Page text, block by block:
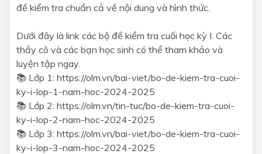
đề kiểm tra chuẩn cả về nội dung và hình thức.
Dưới đây là link các bộ đề kiểm tra cuối học kỳ I. Các
thầy cô và các bạn học sinh có thể tham khảo và
luyện tập ngay.
📚 Lớp 1: https://olm.vn/bai-viet/bo-de-kiem-tra-cuoi-
ky-i-lop-1-nam-hoc-2024-2025
📚 Lớp 2: https://olm.vn/tin-tuc/bo-de-kiem-tra-cuoi-
ky-i-lop-2-nam-hoc-2024-2025
📚 Lớp 3: https://olm.vn/bai-viet/bo-de-kiem-tra-cuoi-
ky-i-lop-3-nam-hoc-2024-2025